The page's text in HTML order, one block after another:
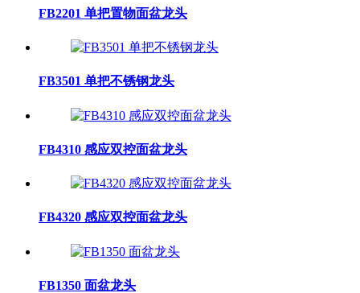
FB2201 单把置物面盆龙头
FB3501 单把不锈钢龙头
FB4310 感应双控面盆龙头
FB4320 感应双控面盆龙头
FB1350 面盆龙头